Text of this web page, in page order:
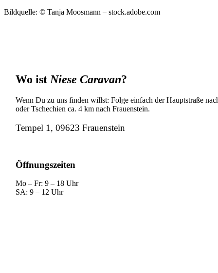
Bildquelle: © Tanja Moosmann – stock.adobe.com
Wo ist Niese Caravan?
Wenn Du zu uns finden willst: Folge einfach der Hauptstraße
oder Tschechien ca. 4 km nach Frauenstein.
Tempel 1, 09623 Frauenstein
Öffnungszeiten
Mo – Fr: 9 – 18 Uhr
SA: 9 – 12 Uhr